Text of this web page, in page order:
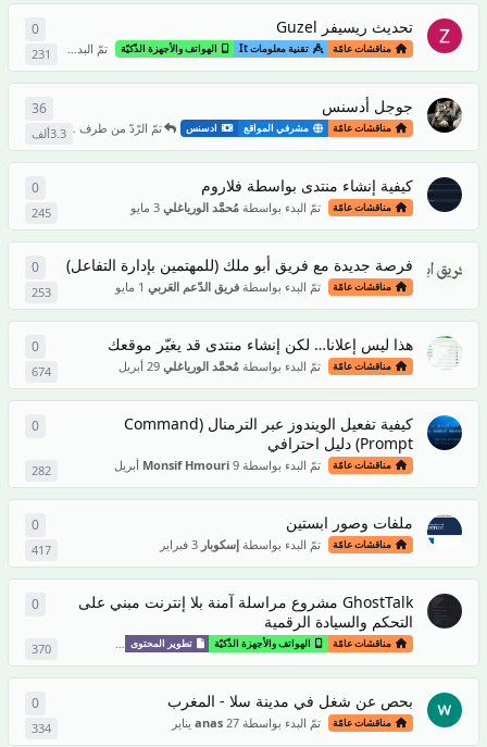
تحديث ريسيفر Guzel
مناقشات عامّة تقنية معلومات It الهواتف والأجهزة الذّكيّة تمّ البدء بواسطة 231
0
جوجل أدسنس
مناقشات عامّة مشرفي المواقع ادسنس تمّ الرّدّ من طرف HoFg 15 يونيو3.3ألف
36
كيفية إنشاء منتدى بواسطة فلاروم
مناقشات عامّة تمّ البدء بواسطةمُحمَّد الورياغلي 3 مايو 245
0
فرصة جديدة مع فريق أبو ملك (للمهتمين بإدارة التفاعل)
مناقشات عامّة تمّ البدء بواسطةفريق الدّعم العَربي 1 مايو 253
0
هذا ليس إعلانا… لكن إنشاء منتدى قد يغيّر موقعك
مناقشات عامّة تمّ البدء بواسطةمُحمَّد الورياغلي 29 أبريل 674
0
كيفية تفعيل الويندوز عبر الترمنال (Command
Prompt) دليل احترافي
مناقشات عامّة تمّ البدء بواسطة Monsif Hmouri 9 أبريل 282
0
ملفات وصور ابستين
مناقشات عامّة تمّ البدء بواسطةإسكوبار 3 فبراير 417
0
GhostTalk مشروع مراسلة آمنة بلا إنترنت مبني على
التحكم والسيادة الرقمية
مناقشات عامّة الهواتف والأجهزة الذّكيّة تطوير المحتوى ألعاب وتطبيقات
370
0
بحص عن شغل في مدينة سلا - المغرب
مناقشات عامّة تمّ البدء بواسطة anas 27 يناير 334
0